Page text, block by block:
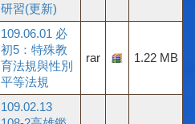
研習(更新)
109.06.01 必
初5：特殊教
育法規與性別
平等法規
rar 1.22 MB
109.02.13